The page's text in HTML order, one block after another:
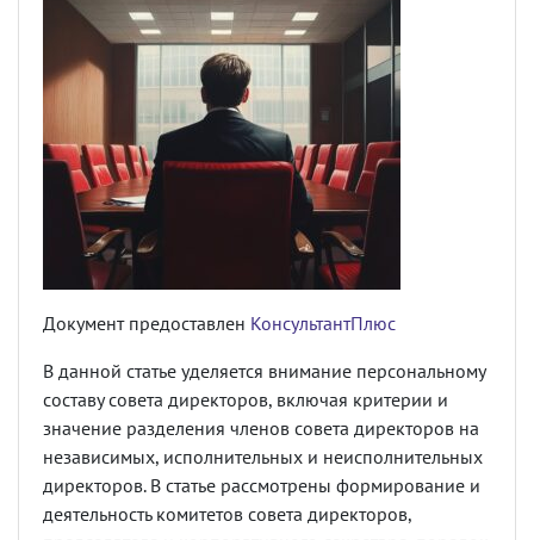
Документ предоставлен КонсультантПлюс
В данной статье уделяется внимание персональному
составу совета директоров, включая критерии и
значение разделения членов совета директоров на
независимых, исполнительных и неисполнительных
директоров. В статье рассмотрены формирование и
деятельность комитетов совета директоров,